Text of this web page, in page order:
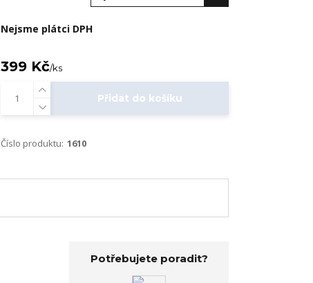
Nejsme plátci DPH
399 Kč/ks
Přidat do košíku
Číslo produktu: 1610
Potřebujete poradit?